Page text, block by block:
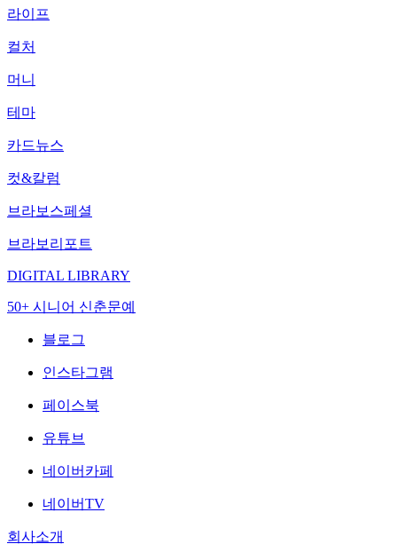
라이프
컬처
머니
테마
카드뉴스
컷&칼럼
브라보스페셜
브라보리포트
DIGITAL LIBRARY
50+ 시니어 신춘문예
블로그
인스타그램
페이스북
유튜브
네이버카페
네이버TV
회사소개